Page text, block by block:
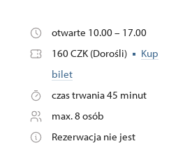
otwarte 10.00 – 17.00
160 CZK (Dorośli)
Kup
bilet
czas trwania 45 minut
max. 8 osób
Rezerwacja nie jest